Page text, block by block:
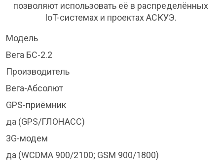
позволяют использовать её в распределённых
IoT-системах и проектах АСКУЭ.
Модель
Вега БС-2.2
Производитель
Вега-Абсолют
GPS-приёмник
да (GPS/ГЛОНАСС)
3G-модем
да (WCDMA 900/2100; GSM 900/1800)